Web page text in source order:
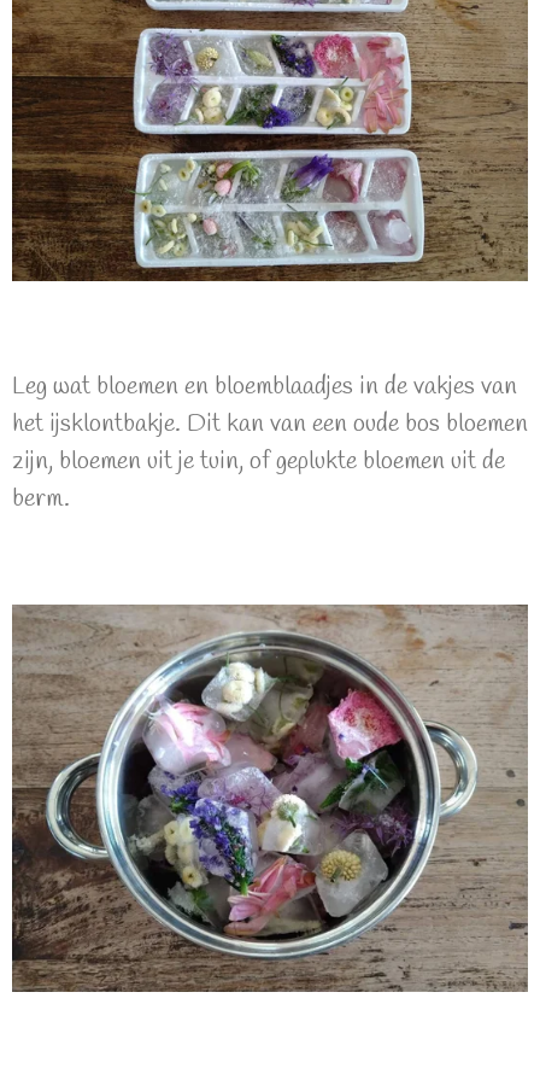
Leg wat bloemen en bloemblaadjes in de vakjes van
het ijsklontbakje. Dit kan van een oude bos bloemen
zijn, bloemen uit je tuin, of geplukte bloemen uit de
berm.